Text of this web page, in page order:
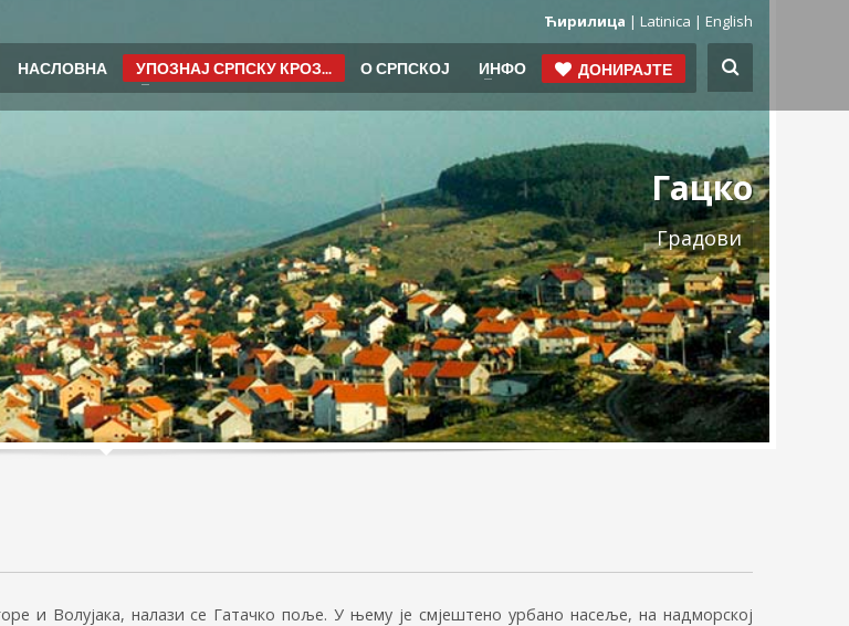
Ћирилица | Latinica | English
НАСЛОВНА УПОЗНАЈ СРПСКУ КРОЗ... О СРПСКОЈ ИНФО ДОНИРАЈТЕ
Гацко
Градови
и Волујака, налази се Гатачко поље. У њему је смјештено урбано насеље, на надморској